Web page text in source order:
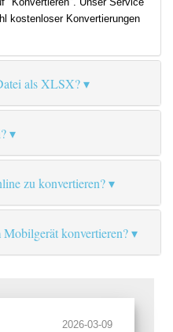
kostenloser Konvertierungen
als XLSX?
zu konvertieren?
konvertieren?
2026-03-09